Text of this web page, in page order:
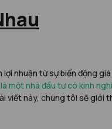
nhuận từ sự biến động
nhà đầu tư có kinh
viết này, chúng tôi sẽ giới